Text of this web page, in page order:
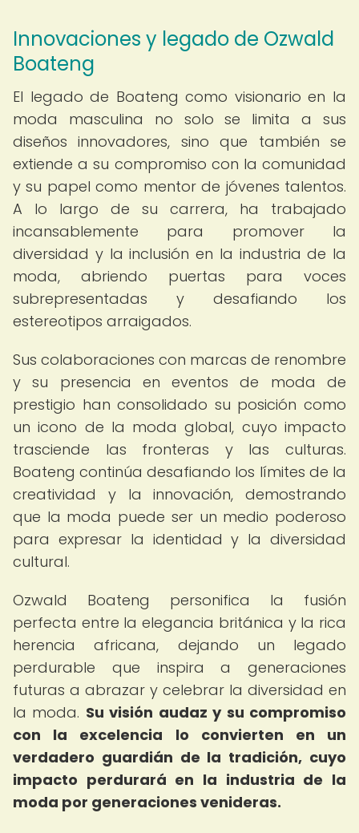
Innovaciones y legado de Ozwald
Boateng
El legado de Boateng como visionario en la
moda masculina no solo se limita a sus
diseños innovadores, sino que también se
extiende a su compromiso con la comunidad
y su papel como mentor de jóvenes talentos.
A lo largo de su carrera, ha trabajado
incansablemente para promover la
diversidad y la inclusión en la industria de la
moda, abriendo puertas para voces
subrepresentadas y desafiando los
estereotipos arraigados.
Sus colaboraciones con marcas de renombre
y su presencia en eventos de moda de
prestigio han consolidado su posición como
un icono de la moda global, cuyo impacto
trasciende las fronteras y las culturas.
Boateng continúa desafiando los límites de la
creatividad y la innovación, demostrando
que la moda puede ser un medio poderoso
para expresar la identidad y la diversidad
cultural.
Ozwald Boateng personifica la fusión
perfecta entre la elegancia británica y la rica
herencia africana, dejando un legado
perdurable que inspira a generaciones
futuras a abrazar y celebrar la diversidad en
la moda. Su visión audaz y su compromiso
con la excelencia lo convierten en un
verdadero guardián de la tradición, cuyo
impacto perdurará en la industria de la
moda por generaciones venideras.